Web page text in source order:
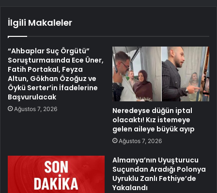
İlgili Makaleler
“Ahbaplar Suç Örgütü”
Soruşturmasında Ece Üner,
Fatih Portakal, Feyza
Altun, Gökhan Özoğuz ve
Öykü Serter’in İfadelerine
Başvurulacak
Ağustos 7, 2026
Neredeyse düğün iptal
olacaktı! Kız istemeye
gelen aileye büyük ayıp
Ağustos 7, 2026
Almanya’nın Uyuşturucu
Suçundan Aradığı Polonya
Uyruklu Zanlı Fethiye’de
Yakalandı